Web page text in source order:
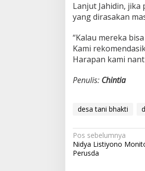
Lanjut Jahidin,
yang dirasakan
“Kalau mereka
Kami
Harapan kami
Penulis: Chintia
desa tani bhakti
Navigasi
pos
Pos sebelumnya
Nidya Listiyono
Perusda